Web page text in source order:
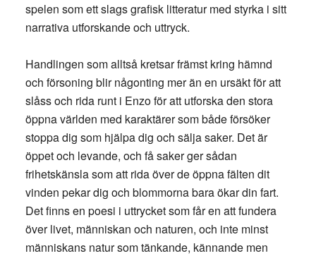
spelen som ett slags grafisk litteratur med styrka i sitt
narrativa utforskande och uttryck.
Handlingen som alltså kretsar främst kring hämnd
och försoning blir någonting mer än en ursäkt för att
slåss och rida runt i Enzo för att utforska den stora
öppna världen med karaktärer som både försöker
stoppa dig som hjälpa dig och sälja saker. Det är
öppet och levande, och få saker ger sådan
frihetskänsla som att rida över de öppna fälten dit
vinden pekar dig och blommorna bara ökar din fart.
Det finns en poesi i uttrycket som får en att fundera
över livet, människan och naturen, och inte minst
människans natur som tänkande, kännande men